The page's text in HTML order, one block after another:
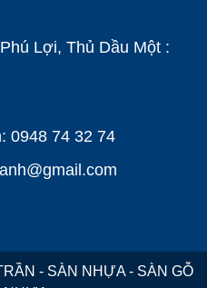
Lợi, Thủ Dầu Một :
0948 74 32 74
- SÀN NHỰA - SÀN GỖ